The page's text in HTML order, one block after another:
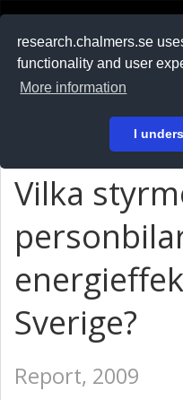
research.chalmers.se
functionality and user
More information
I
På svenska
Vilka
Sverige?
Report, 2009